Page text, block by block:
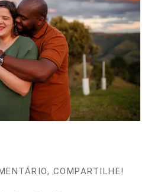
COMPARTILHE!